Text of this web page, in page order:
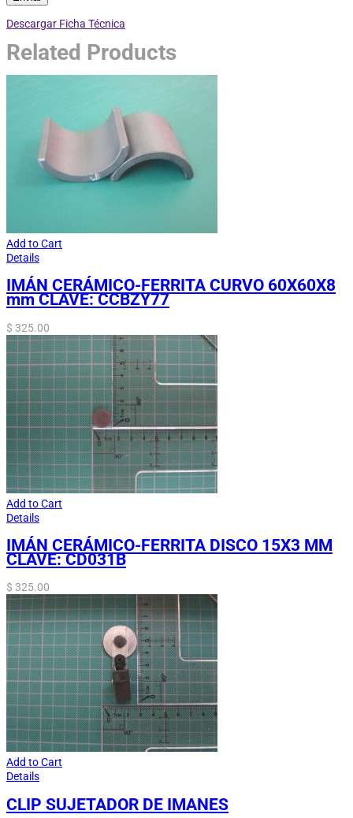
Descargar Ficha Técnica
Related Products
Add to Cart
Details
IMÁN CERÁMICO-FERRITA CURVO 60X60X8
mm CLAVE: CCBZY77
$ 325.00
Add to Cart
Details
IMÁN CERÁMICO-FERRITA DISCO 15X3 MM
CLAVE: CD031B
$ 325.00
Add to Cart
Details
CLIP SUJETADOR DE IMANES